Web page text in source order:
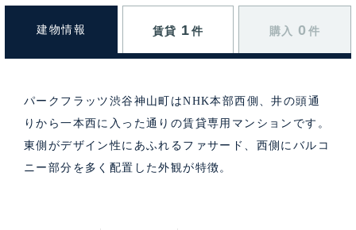
建物情報 賃貸 1 件 購入 0 件
パークフラッツ渋谷神山町はNHK本部西側、井の頭通
りから一本西に入った通りの賃貸専用マンションです。
東側がデザイン性にあふれるファサード、西側にバルコ
ニー部分を多く配置した外観が特徴。